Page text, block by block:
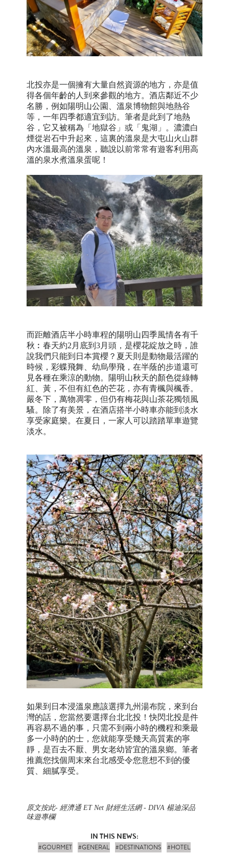
北投亦是一個擁有大量自然資源的地方，亦是值
得各個年齡的人到來參觀的地方。酒店鄰近不少
名勝，例如陽明山公園、溫泉博物館與地熱谷
等，一年四季都適宜到訪。筆者是此到了地熱
谷，它又被稱為「地獄谷」或「鬼湖」。濃濃白
煙從岩石中升起來，這裏的溫泉是大屯山火山群
內水溫最高的溫泉，聽說以前常常有遊客利用高
溫的泉水煮溫泉蛋呢！
而距離酒店半小時車程的陽明山四季風情各有千
秋︰春天約2月底到3月頭，是櫻花綻放之時，誰
說我們只能到日本賞櫻？夏天則是動物最活躍的
時候，彩蝶飛舞、幼烏學飛，在半蔭的步道還可
見各種在乘涼的動物。陽明山秋天的顏色從綠轉
紅、黃，不但有紅色的芒花，亦有青楓與楓香。
嚴冬下，萬物凋零，但仍有梅花與山茶花獨領風
騷。除了有美景，在酒店搭半小時車亦能到淡水
享受家庭樂。在夏日，一家人可以踏踏單車遊覽
淡水。
如果到日本浸溫泉應該選擇九州湯布院，來到台
灣的話，您當然要選擇台北北投！快閃北投是件
再容易不過的事，只需不到兩小時的機程和乘最
多一小時的的士，您就能享受幾天高質素的寧
靜，是百去不厭、男女老幼皆宜的溫泉鄉。筆者
推薦您找個周末來台北感受令您意想不到的優
質、細膩享受。
原文按此- 經濟通 ET Net 財經生活網 - DIVA 楊迪深品
味遊專欄
IN THIS NEWS:
#GOURMET #GENERAL #DESTINATIONS #HOTEL